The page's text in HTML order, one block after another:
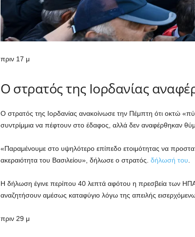
πριν 17 μ
Ο στρατός της Ιορδανίας
Ο στρατός της Ιορδανίας ανακοίνωσε την Πέμπτη ότι οκτώ
συντρίμμια να πέφτουν στο έδαφος, αλλά δεν αναφέρθηκαν
«Παραμένουμε στο υψηλότερο επίπεδο ετοιμότητας να
ακεραιότητα του Βασιλείου», δήλωσε ο στρατός. δήλωσή του
Η δήλωση έγινε περίπου 40 λεπτά αφότου η πρεσβεία των
αναζητήσουν αμέσως καταφύγιο λόγω της απειλής
πριν 29 μ